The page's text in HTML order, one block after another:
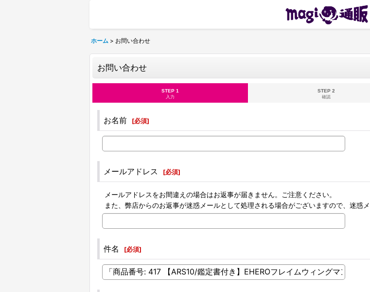
ホーム > お問い合わせ
お問い合わせ
STEP 1
入力
STEP 2
確認
お名前 [必須]
メールアドレス [必須]
メールアドレスをお間違えの場合はお返事が届きません。ご注意ください。
また、弊店からのお返事が迷惑メールとして処理される場合がございますので、迷惑
件名 [必須]